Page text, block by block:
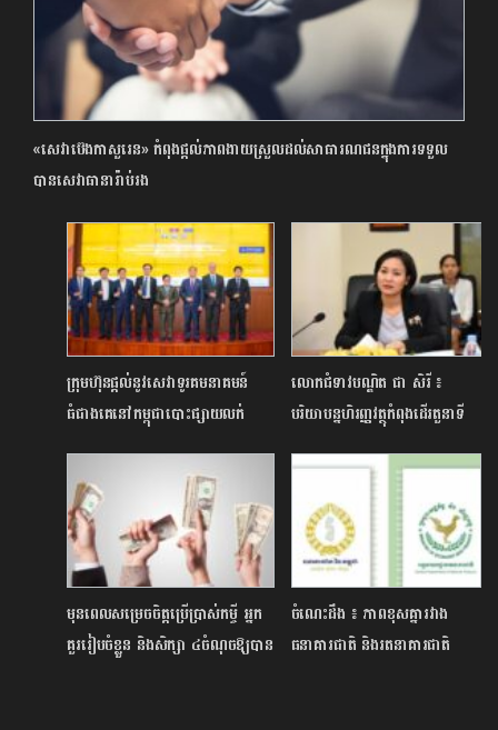
«សេវាប៊េងកាសួរេន» កំពុងផ្តល់ភាពងាយស្រួលដល់សាធារណជនក្នុងការទទួល
បានសេវាធានារ៉ាប់រង
ក្រុមហ៊ុនផ្តល់នូវសេវាទូរគមនាគមន៍
ធំជាងគេនៅកម្ពុជាបោះផ្សាយលក់
លោកជំទាវបណ្ឌិត ជា សិរី ៖
បរិយាបន្នហិរញ្ញវត្ថុកំពុងដើរតួនាទី
សេដ្ឋកិច្ច
មុនពេលសម្រេចចិត្តប្រើប្រាស់កម្ចី អ្នក
គួររៀបចំខ្លួន និងសិក្សា ៤ចំណុចឱ្យបាន
ចំណេះដឹង ៖ ភាពខុសគ្នារវាង
ធនាគារជាតិ និងរតនាគារជាតិ